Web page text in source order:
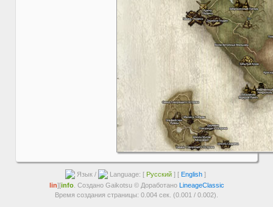
Язык / Language: [ Русский ] [ English ]
lin][info. Создано Gaikotsu © Доработано LineageClassic
Время создания страницы: 0.004 сек. (0.001 / 0.002).